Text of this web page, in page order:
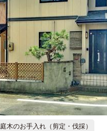
庭木のお手入れ（剪定・伐採）